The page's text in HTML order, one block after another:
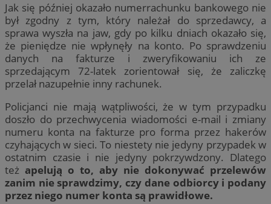
Jak się później okazało numerrachunku bankowego nie
był zgodny z tym, który należał do sprzedawcy, a
sprawa wyszła na jaw, gdy po kilku dniach okazało się,
że pieniędze nie wpłynęły na konto. Po sprawdzeniu
danych na fakturze i zweryfikowaniu ich ze
sprzedającym 72-latek zorientował się, że zaliczkę
przelał nazupełnie inny rachunek.
Policjanci nie mają wątpliwości, że w tym przypadku
doszło do przechwycenia wiadomości e-mail i zmiany
numeru konta na fakturze pro forma przez hakerów
czyhających w sieci. To niestety nie jedyny przypadek w
ostatnim czasie i nie jedyny pokrzywdzony. Dlatego
też apelują o to, aby nie dokonywać przelewów
zanim nie sprawdzimy, czy dane odbiorcy i podany
przez niego numer konta są prawidłowe.